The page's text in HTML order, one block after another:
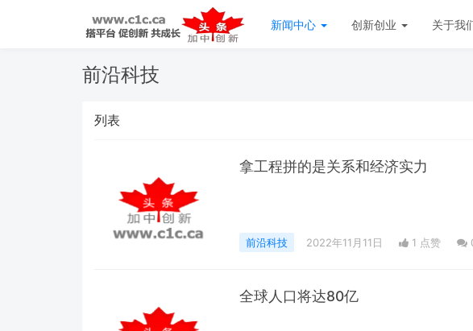
新闻中心 创新创业 关于我
前沿科技
列表
拿工程拼的是关系和经济实力
前沿科技 2022年11月11日 1 点赞
全球人口将达80亿